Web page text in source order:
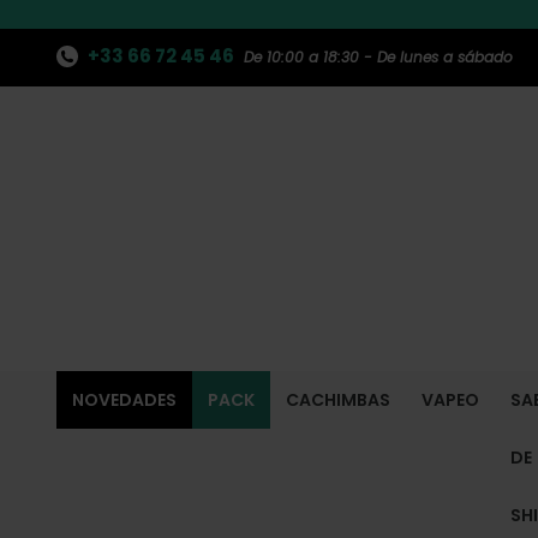
+33 66 72 45 46 De 10:00 a 18:30 - De lunes a sábado
NOVEDADES PACK CACHIMBAS VAPEO
DE